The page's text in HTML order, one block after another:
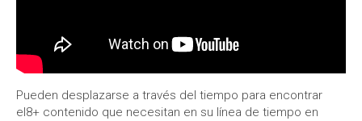
Pueden desplazarse a través del tiempo para encontrar
el8+ contenido que necesitan en su línea de tiempo en